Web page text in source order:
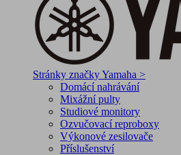
Stránky značky Yamaha >
Domácí nahrávání
Mixážní pulty
Studiové monitory
Ozvučovací reproboxy
Výkonové zesilovače
Příslušenství